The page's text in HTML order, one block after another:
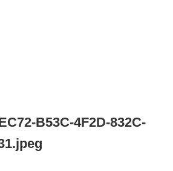
B53C-4F2D-832C-